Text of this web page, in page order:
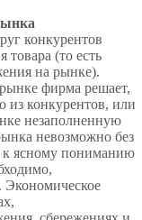
конкурентов
товара (то есть
на рынке).
фирма решает,
из конкурентов, или
незаполненную
невозможно без
к ясному пониманию
Экономическое